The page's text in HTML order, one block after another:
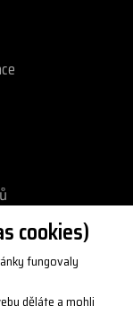
cookies)
fungovaly
děláte a mohli
zboží